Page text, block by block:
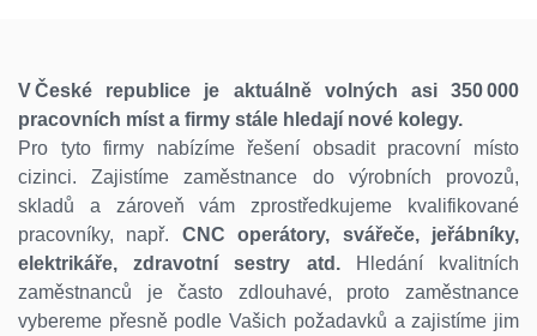
V České republice je aktuálně volných asi 350 000
pracovních míst a firmy stále hledají nové kolegy.
Pro tyto firmy nabízíme řešení obsadit pracovní místo
cizinci. Zajistíme zaměstnance do výrobních provozů,
skladů a zároveň vám zprostředkujeme kvalifikované
pracovníky, např. CNC operátory, svářeče, jeřábníky,
elektrikáře, zdravotní sestry atd.Hledání kvalitních
zaměstnanců je často zdlouhavé, proto zaměstnance
vybereme přesně podle Vašich požadavků a zajistíme jim